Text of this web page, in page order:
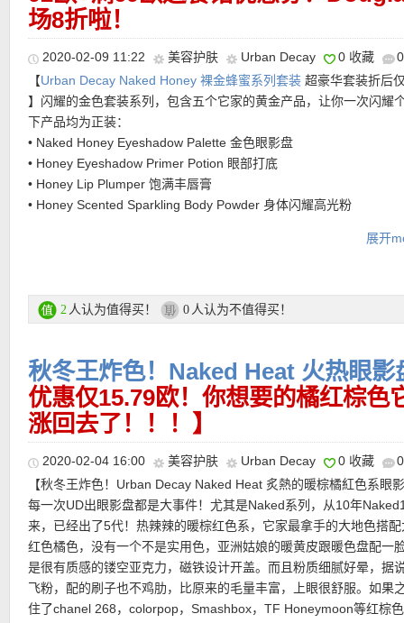
★ 购物输入优惠码：TEINT，即免费送：Douglas Color Card一份
Douglas App，配合色卡使用可测试出肤色色号，方便姐妹们挑粉
Douglas特价活动区低至半价直达链接见此
★【
Douglas中文图文导购教程 点击这里查看】
★ 邮费：全场满20欧免邮（普通快递），包括德国、奥地利、瑞士
★ 【 Lookfantastic网站中文图文购物教程点击此处
场8折啦！
2020-02-09 11:22 美容护肤 Urban Decay 0 收藏
【Urban Decay Naked Honey 裸金蜂蜜系列套装 超豪华套装折后
】闪耀的金色套装系列，包含五个它家的黄金产品，让你一次闪耀
下产品均为正装：
• Naked Honey Eyeshadow Palette 金色眼影盘
• Honey Eyeshadow Primer Potion 眼部打底
• Honey Lip Plumper 饱满丰唇膏
• Honey Scented Sparkling Body Powder 身体闪耀高光粉
除了眼影盘以外，别的产品均为金色限定包装，这一套化妆产品非
更多Urban Decay活动链接在此
★独家9折优惠码（仅限正价商品有效，无最低消费）点此查看
★ 全场正价20%优惠 ：无需优惠码，自动优惠，有效期
10.02.2020
★ 新用户全场正价15%优惠码 ： FEB15NEW，最低消费39欧，不
折扣优惠码叠加，有效期 01.02.2020 – 29.02.2020
★ 购物满69欧输入优惠码 ：GOURMET，送餐馆买二送一优惠券
内4000家餐馆可用！有效期至2月16日！
展开
2 人认为值得买！ 0 人认为不值得买！
秋冬王炸色！Naked Heat 火热眼
优惠仅15.79欧！你想要的橘红棕色
涨回去了！！！】
2020-02-04 16:00 美容护肤 Urban Decay 0 收藏
【秋冬王炸色！Urban Decay Naked Heat 炙熱的暖棕橘紅色系眼
每一次UD出眼影盘都是大事件！尤其是Naked系列，从10年
来，已经出了5代！热辣辣的暖棕红色系，它家最拿手的大地色搭
红色橘色，没有一个不是实用色，亚洲姑娘的暖黄皮跟暖色盘配一
是很有质感的镂空亚克力，磁铁设计开盖。而且粉质细腻好晕，据
飞粉，配的刷子也不鸡肋，比原来的毛量丰富，上眼很舒服。如果
住了chanel 268，colorpop，Smashbox，TF Honeymoon等红棕